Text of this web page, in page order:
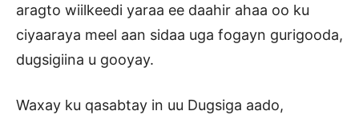
aragto wiilkeedi yaraa ee daahir ahaa oo ku
ciyaaraya meel aan sidaa uga fogayn gurigooda,
dugsigiina u gooyay.
Waxay ku qasabtay in uu Dugsiga aado,